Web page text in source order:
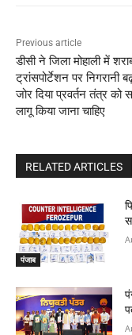
Previous article
डीसी ने जिला मोहाली में
ट्रांसपोर्टेशन पर निगरानी
जोर दिया प्रवर्तन तंत्र को
लागू किया जाना चाहिए
RELATED ARTICLES
पंजाब